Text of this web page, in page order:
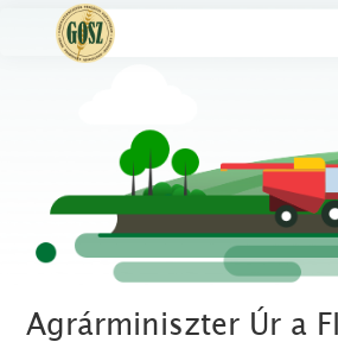
Agrárminiszter Úr a